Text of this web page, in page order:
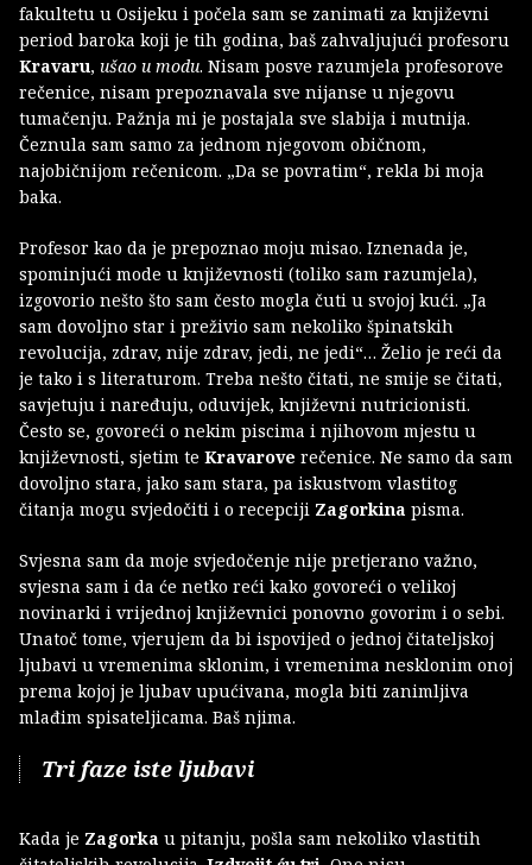
fakultetu u Osijeku i počela sam se zanimati za književni
period baroka koji je tih godina, baš zahvaljujući profesoru
Kravaru, ušao u modu. Nisam posve razumjela profesorove
rečenice, nisam prepoznavala sve nijanse u njegovu
tumačenju. Pažnja mi je postajala sve slabija i mutnija.
Čeznula sam samo za jednom njegovom običnom,
najobičnijom rečenicom. „Da se povratim“, rekla bi moja
baka.
Profesor kao da je prepoznao moju misao. Iznenada je,
spominjući mode u književnosti (toliko sam razumjela),
izgovorio nešto što sam često mogla čuti u svojoj kući. „Ja
sam dovoljno star i preživio sam nekoliko špinatskih
revolucija, zdrav, nije zdrav, jedi, ne jedi“… Želio je reći da
je tako i s literaturom. Treba nešto čitati, ne smije se čitati,
savjetuju i naređuju, oduvijek, književni nutricionisti.
Često se, govoreći o nekim piscima i njihovom mjestu u
književnosti, sjetim te Kravarove rečenice. Ne samo da sam
dovoljno stara, jako sam stara, pa iskustvom vlastitog
čitanja mogu svjedočiti i o recepciji Zagorkina pisma.
Svjesna sam da moje svjedočenje nije pretjerano važno,
svjesna sam i da će netko reći kako govoreći o velikoj
novinarki i vrijednoj književnici ponovno govorim i o sebi.
Unatoč tome, vjerujem da bi ispovijed o jednoj čitateljskoj
ljubavi u vremenima sklonim, i vremenima nesklonim onoj
prema kojoj je ljubav upućivana, mogla biti zanimljiva
mlađim spisateljicama. Baš njima.
Tri faze iste ljubavi
Kada je Zagorka u pitanju, pošla sam nekoliko vlastitih